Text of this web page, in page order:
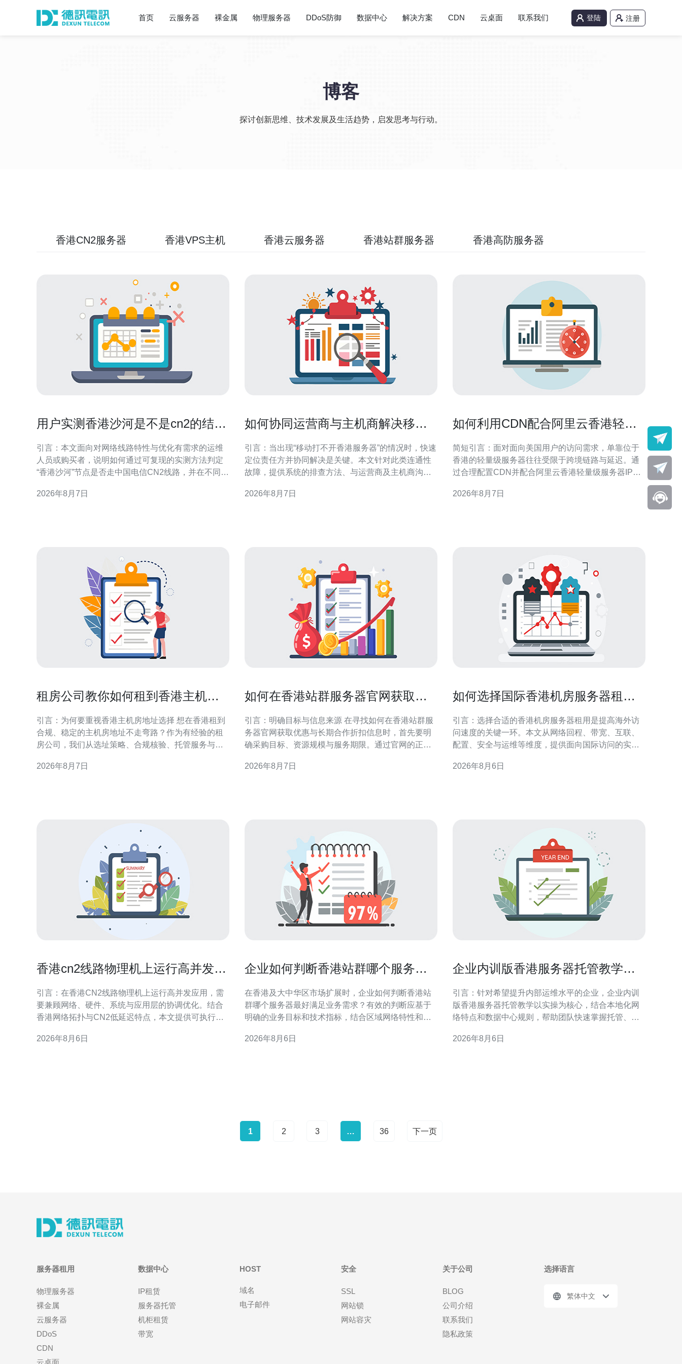
首页 云服务器 裸金属 物理服务器 DDoS防御 数据中心 解决方案 CDN 云桌面 联系我们 登陆 注册
博客
探讨创新思维、技术发展及生活趋势，启发思考与行动。
香港CN2服务器 香港VPS主机 香港云服务器 香港站群服务器 香港高防服务器
用户实测香港沙河是不是cn2的结果
引言：本文面向对网络线路特性与优化有需求的运维
人员或购买者，说明如何通过可复现的实测方法判定
“香港沙河”节点是否走中国电信CN2线路，并在不同判
断言，提供操作步骤与解读要点，方便读者自行复
2026年8月7日
如何协同运营商与主机商解决移动
引言：当出现“移动打不开香港服务器”的情况时，快速
定位责任方并协同解决是关键。本文针对此类连通性
故障，提供系统的排查方法、与运营商及主机商沟通
时间内恢复访问。 1. 初步信息与证据收集 首先收集故
2026年8月7日
如何利用CDN配合阿里云香港轻量
简短引言：面对面向美国用户的访问需求，单靠位于
香港的轻量级服务器往往受限于跨境链路与延迟。通
过合理配置CDN并配合阿里云香港轻量级服务器IP，
与GEO优化。 选择合适的CDN与节点覆盖 选择有完
2026年8月7日
租房公司教你如何租到香港主机房
引言：为何要重视香港主机房地址选择 想在香港租到
合规、稳定的主机房地址不走弯路？作为有经验的租
房公司，我们从选址策略、合规核验、托管服务与实
影响网络连通和法律合规，也直接关系到业务连续性
2026年8月7日
如何在香港站群服务器官网获取优
引言：明确目标与信息来源 在寻找如何在香港站群服
务器官网获取优惠与长期合作折扣信息时，首先要明
确采购目标、资源规模与服务期限。通过官网的正式
重官网途径与谈判策略，帮助企业在香港区域稳妥争
2026年8月7日
如何选择国际香港机房服务器租用
引言：选择合适的香港机房服务器租用是提高海外访
问速度的关键一环。本文从网络回程、带宽、互联、
配置、安全与运维等维度，提供面向国际访问的实用
的前提下，优化用户体验与稳定性。 评估海外访问需
2026年8月6日
香港cn2线路物理机上运行高并发应
引言：在香港CN2线路物理机上运行高并发应用，需
要兼顾网络、硬件、系统与应用层的协调优化。结合
香港网络拓扑与CN2低延迟特点，本文提供可执行的
低延迟并增强稳定性，适合面向本地与区域性GEO搜
2026年8月6日
企业如何判断香港站群哪个服务器
在香港及大中华区市场扩展时，企业如何判断香港站
群哪个服务器最好满足业务需求？有效的判断应基于
明确的业务目标和技术指标，结合区域网络特性和合
衡，确保SEO与GEO优化效果。 明确业务需求与流量
2026年8月6日
企业内训版香港服务器托管教学提
引言：针对希望提升内部运维水平的企业，企业内训
版香港服务器托管教学以实操为核心，结合本地化网
络特点和数据中心规则，帮助团队快速掌握托管、管
管教学 选择内训版香港服务器托管教学，可以在受控
2026年8月6日
1 2 3 … 36 下一页
服务器租用
物理服务器
裸金属
云服务器
DDoS
CDN
云桌面
数据中心
IP租赁
服务器托管
机柜租赁
带宽
HOST
域名
电子邮件
安全
SSL
网站锁
网站容灾
关于公司
BLOG
公司介绍
联系我们
隐私政策
选择语言
繁体中文